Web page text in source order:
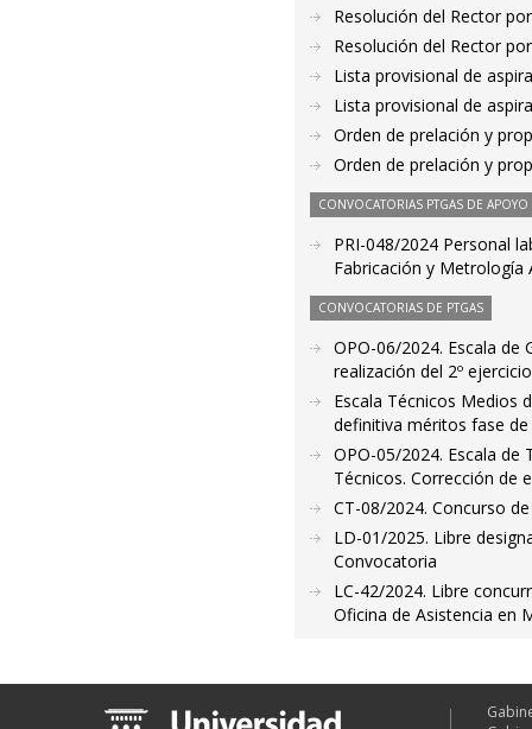
Resolución del Rector
Resolución del Rector
Lista provisional de
Lista provisional de
Orden de prelación y
Orden de prelación y
CONVOCATORIAS PTGAS DE
PRI-048/2024 Personal
Fabricación y Metrología
CONVOCATORIAS DE PTGAS
OPO-06/2024. Escala
realización del 2º ejercicio
Escala Técnicos Medios
definitiva méritos fase
OPO-05/2024. Escala de
Técnicos. Corrección de
CT-08/2024. Concurso
LD-01/2025. Libre
Convocatoria
LC-42/2024. Libre
Oficina de Asistencia en